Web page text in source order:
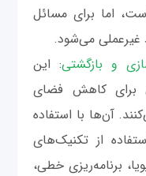
اما برای مسائل
غیرعملی می‌شود.
و بازگشتی: این
برای کاهش فضای
آن‌ها با استفاده
از تکنیک‌های
برنامه‌ریزی خطی،